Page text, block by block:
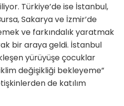
Türkiye’de ise İstanbul,
Sakarya ve İzmir’de
ve farkındalık yaratmak
bir araya geldi. İstanbul
yürüyüşe çocuklar
değişikliği bekleyeme”
de katılım